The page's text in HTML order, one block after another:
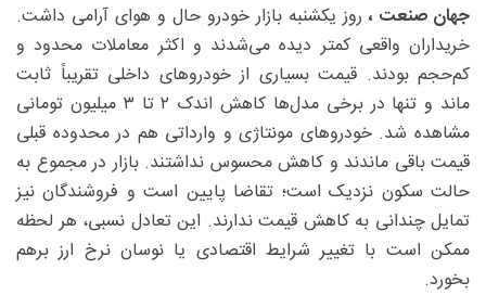
جهان صنعت ، روز یکشنبه بازار خودرو حال و هوای آرامی داشت.
خریداران واقعی کمتر دیده می‌شدند و اکثر معاملات محدود و
کم‌حجم بودند. قیمت بسیاری از خودرو‌های داخلی تقریباً ثابت
ماند و تنها در برخی مدل‌ها کاهش اندک ۲ تا ۳ میلیون تومانی
مشاهده شد. خودرو‌های مونتاژی و وارداتی هم در محدوده قبلی
قیمت باقی ماندند و کاهش محسوس نداشتند. بازار در مجموع به
حالت سکون نزدیک است؛ تقاضا پایین است و فروشندگان نیز
تمایل چندانی به کاهش قیمت ندارند. این تعادل نسبی، هر لحظه
ممکن است با تغییر شرایط اقتصادی یا نوسان نرخ ارز برهم
بخورد.